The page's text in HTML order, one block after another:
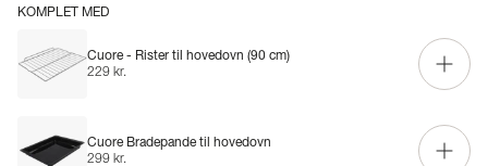
KOMPLET MED
Cuore - Rister til hovedovn (90 cm)
229 kr.
Cuore Bradepande til hovedovn
299 kr.